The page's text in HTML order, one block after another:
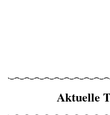
Aktuelle